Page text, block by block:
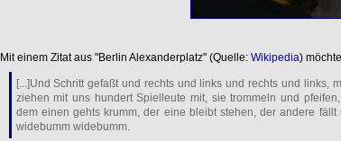
Mit einem Zitat aus "Berlin Alexanderplatz" (Quelle: Wikipedia)
[...]Und Schritt gefaßt und rechts und links und rechts und links,
ziehen mit uns hundert Spielleute mit, sie trommeln und
dem einen gehts krumm, der eine bleibt stehen, der andere
widebumm widebumm.